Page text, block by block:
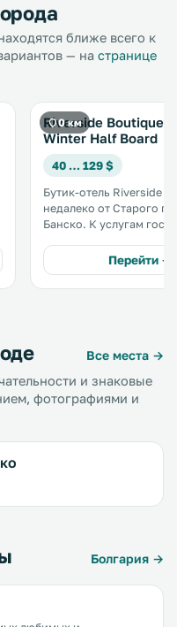
ближе всего к
— на странице
0 км
Riverside Boutique
Winter Half Board
40 … 129 $
Бутик-отель Riverside
недалеко от Старого
Банско. К услугам гостей
крытый бассейн и
ресторан, в котором
заказать блюда
Перейти →
Все места →
и знаковые
фотографиями и
Болгария →